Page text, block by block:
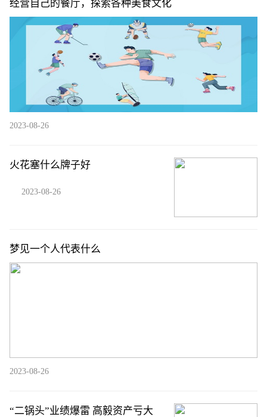
经营自己的餐厅，探索各种美食文化
2023-08-26
火花塞什么牌子好
2023-08-26
梦见一个人代表什么
2023-08-26
“二锅头”业绩爆雷 高毅资产亏大